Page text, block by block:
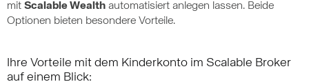
mit Scalable Wealth automatisiert anlegen lassen. Beide
Optionen bieten besondere Vorteile.
Ihre Vorteile mit dem Kinderkonto im Scalable Broker
auf einem Blick: